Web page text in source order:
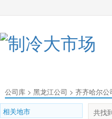
公司库 > 黑龙江公司 > 齐齐哈尔公
共找
相关地市